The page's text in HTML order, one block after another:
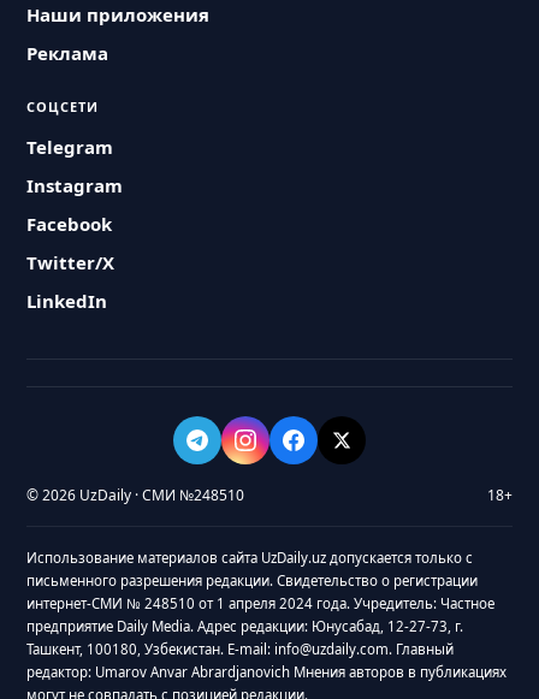
Наши приложения
Реклама
СОЦСЕТИ
Telegram
Instagram
Facebook
Twitter/X
LinkedIn
© 2026 UzDaily · СМИ №248510 18+
Использование материалов сайта UzDaily.uz допускается только с
письменного разрешения редакции. Свидетельство о регистрации
интернет-СМИ № 248510 от 1 апреля 2024 года. Учредитель: Частное
предприятие Daily Media. Адрес редакции: Юнусабад, 12-27-73, г.
Ташкент, 100180, Узбекистан. E-mail: info@uzdaily.com. Главный
редактор: Umarov Anvar Abrardjanovich Мнения авторов в публикациях
могут не совпадать с позицией редакции.